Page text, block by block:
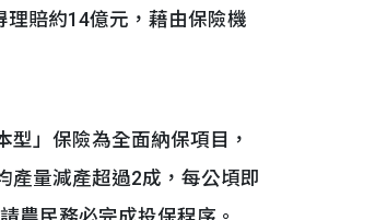
賠約14億元，藉由保險機
」保險為全面納保項目，
產量減產超過2成，每公頃即